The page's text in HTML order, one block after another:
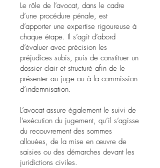
Le rôle de l’avocat, dans le cadre
d’une procédure pénale, est
d’apporter une expertise rigoureuse à
chaque étape. Il s’agit d’abord
d’évaluer avec précision les
préjudices subis, puis de constituer un
dossier clair et structuré afin de le
présenter au juge ou à la commission
d’indemnisation.
L’avocat assure également le suivi de
l’exécution du jugement, qu’il s’agisse
du recouvrement des sommes
allouées, de la mise en œuvre de
saisies ou des démarches devant les
juridictions civiles.